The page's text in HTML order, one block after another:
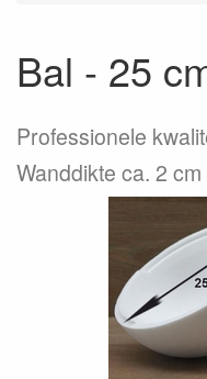
Bal - 25
Professionele
Wanddikte ca. 2 cm